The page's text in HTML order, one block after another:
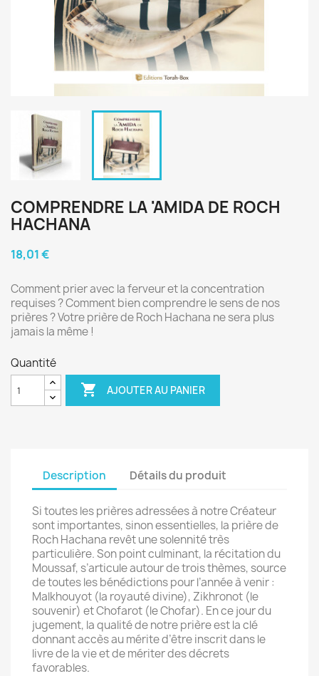
COMPRENDRE LA 'AMIDA DE ROCH
HACHANA
18,01 €
Comment prier avec la ferveur et la concentration
requises ? Comment bien comprendre le sens de nos
prières ? Votre prière de Roch Hachana ne sera plus
jamais la même !
Quantité
 AJOUTER AU PANIER
Description Détails du produit
Si toutes les prières adressées à notre Créateur
sont importantes, sinon essentielles, la prière de
Roch Hachana revêt une solennité très
particulière. Son point culminant, la récitation du
Moussaf, s’articule autour de trois thèmes, source
de toutes les bénédictions pour l’année à venir :
Malkhouyot (la royauté divine), Zikhronot (le
souvenir) et Chofarot (le Chofar). En ce jour du
jugement, la qualité de notre prière est la clé
donnant accès au mérite d’être inscrit dans le
livre de la vie et de mériter des décrets
favorables.